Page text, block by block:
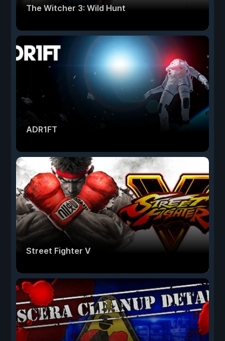
The Witcher 3: Wild Hunt
ADR1FT
Street Fighter V